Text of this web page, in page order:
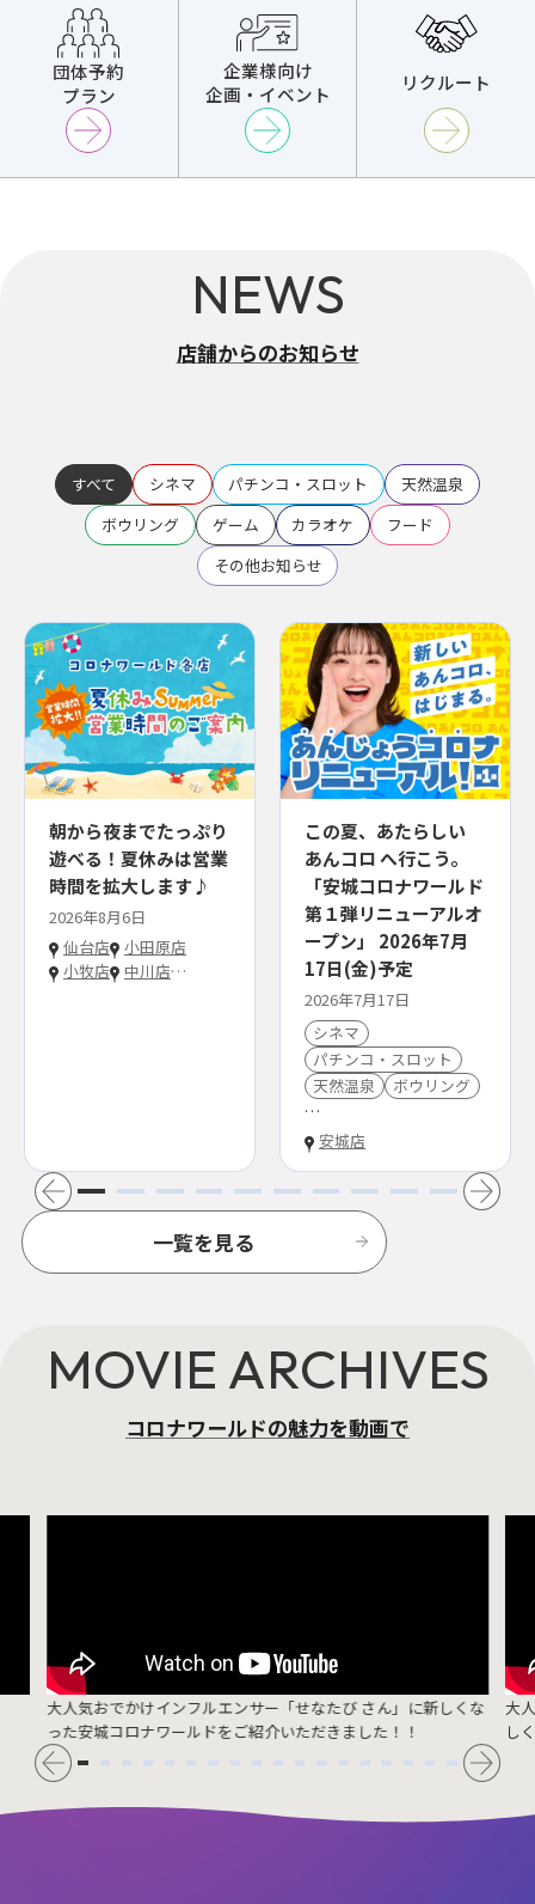
団体予約
プラン
企業様向け
企画・イベント
リクルート
NEWS
店舗からのお知らせ
すべて シネマ パチンコ・スロット
天然温泉
ボウリング
ゲーム カラオケ
フード
その他お知らせ
一覧を見る
朝から夜までたっぷり
遊べる！夏休みは営業
時間を拡大します♪
2026年8月6日
仙台店
小田原店
小牧店
中川店…
この夏、あたらしい
あんコロ へ行こう。
「安城コロナワールド
第１弾リニューアルオ
ープン」 2026年7月
17日(金)予定
2026年7月17日
シネマ
パチンコ・スロット
天然温泉
ボウリング
…
安城店
MOVIE ARCHIVES
コロナワールドの魅力を動画で
大人気おでかけインフルエンサー「せなたび さん」に新しくな
った安城コロナワールドをご紹介いただきました！！
大
し